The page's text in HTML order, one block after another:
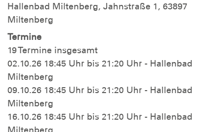
Hallenbad Miltenberg, Jahnstraße 1, 63897
Miltenberg
Termine
19 Termine insgesamt
02.10.26 18:45 Uhr bis 21:20 Uhr - Hallenbad
Miltenberg
09.10.26 18:45 Uhr bis 21:20 Uhr - Hallenbad
Miltenberg
16.10.26 18:45 Uhr bis 21:20 Uhr - Hallenbad